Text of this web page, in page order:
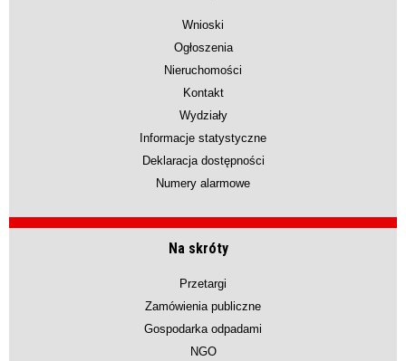
Wnioski
Ogłoszenia
Nieruchomości
Kontakt
Wydziały
Informacje statystyczne
Deklaracja dostępności
Numery alarmowe
Na skróty
Przetargi
Zamówienia publiczne
Gospodarka odpadami
NGO